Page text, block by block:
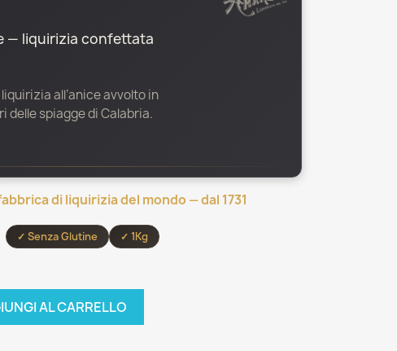
— liquirizia confettata
all’anice avvolto in
delle spiagge di Calabria.
di liquirizia del mondo — dal 1731
✓ Senza Glutine ✓ 1Kg
AL CARRELLO